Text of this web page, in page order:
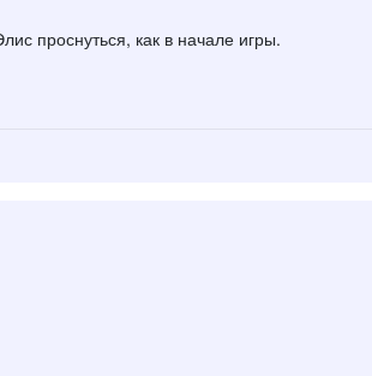
проснуться, как в начале игры.